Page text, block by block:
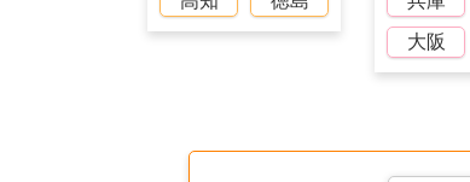
大阪